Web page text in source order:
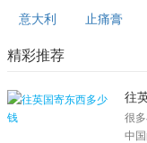
意大利 止痛膏
精彩推荐
往
很
中